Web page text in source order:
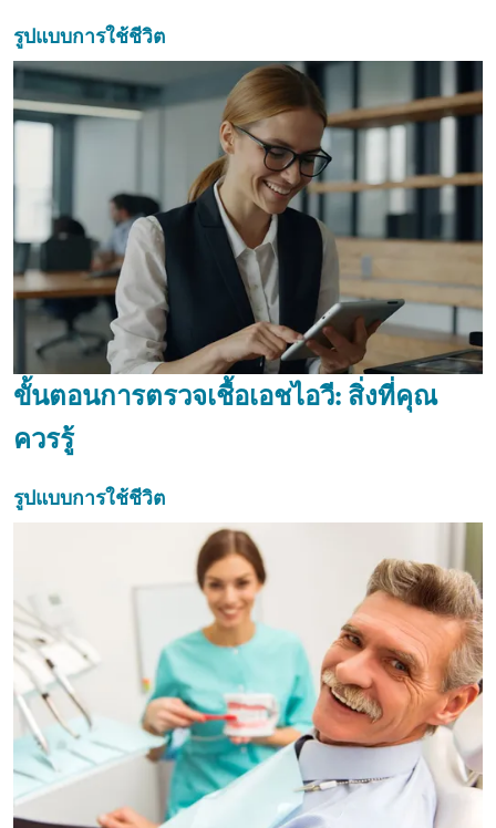
รูปแบบการใช้ชีวิต
ขั้นตอนการตรวจเชื้อเอชไอวี: สิ่งที่คุณ
ควรรู้
รูปแบบการใช้ชีวิต